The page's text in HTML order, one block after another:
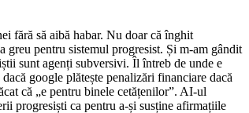
fără să aibă habar. Nu doar că înghit
greu pentru sistemul progresist. Și m-am gândit
sunt agenți subversivi. Îl întreb de unde e
google plătește penalizări financiare dacă
că „e pentru binele cetățenilor”. AI-ul
progresiști ca pentru a-și susține afirmațiile